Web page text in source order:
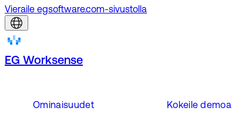
Vieraile egsoftware.com-sivustolla
EG Worksense
Ominaisuudet Kokeile demoa